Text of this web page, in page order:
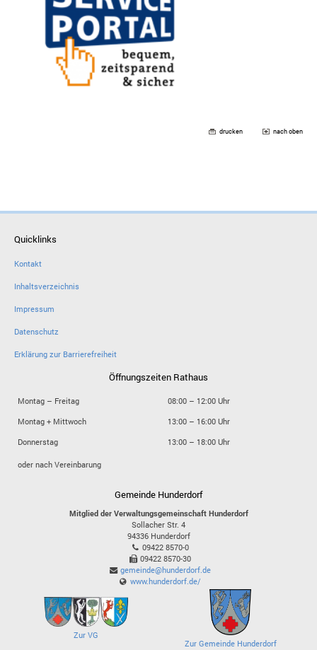
drucken nach oben
Quicklinks
Kontakt
Inhaltsverzeichnis
Impressum
Datenschutz
Erklärung zur Barrierefreiheit
Öffnungszeiten Rathaus
Montag – Freitag
08:00 – 12:00 Uhr
Montag + Mittwoch
13:00 – 16:00 Uhr
Donnerstag
13:00 – 18:00 Uhr
oder nach Vereinbarung
Gemeinde Hunderdorf
Mitglied der Verwaltungsgemeinschaft Hunderdorf
Sollacher Str. 4
94336 Hunderdorf
09422 8570-0
09422 8570-30
gemeinde@hunderdorf.de
www.hunderdorf.de/
Zur VG
Zur Gemeinde Hunderdorf